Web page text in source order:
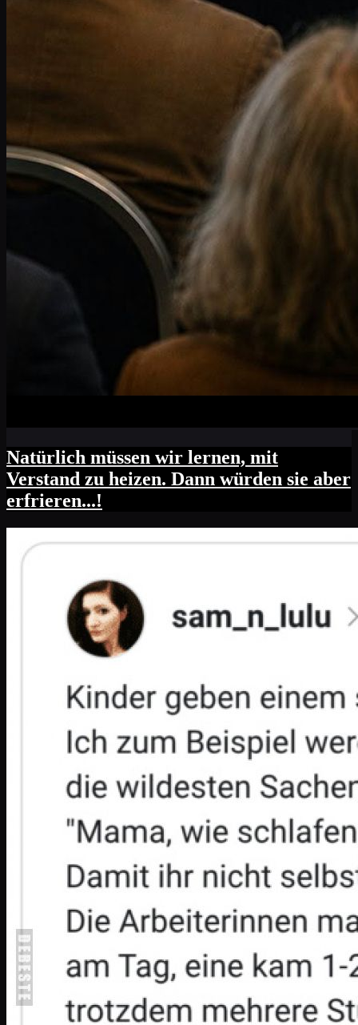
Natürlich müssen wir lernen, mit
Verstand zu heizen. Dann würden sie aber
erfrieren...!